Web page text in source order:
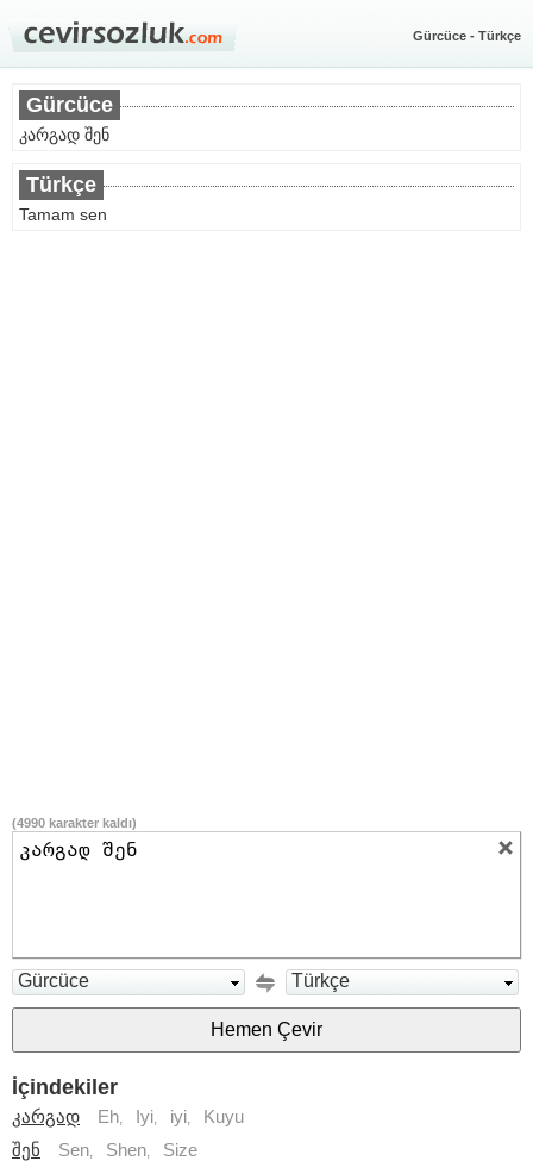
Gürcüce - Türkçe
Gürcüce
კარგად შენ
Türkçe
Tamam sen
(4990 karakter kaldı)
Gürcüce Türkçe
İçindekiler
კარგად Eh, Iyi, iyi, Kuyu
შენ
Sen, Shen, Size